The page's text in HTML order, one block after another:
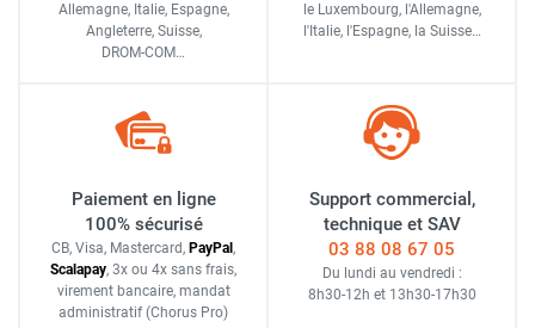
Allemagne, Italie, Espagne,
Angleterre, Suisse,
DROM-COM…
le Luxembourg, l'Allemagne,
l'Italie, l'Espagne, la Suisse…
Paiement en ligne
100% sécurisé
CB, Visa, Mastercard, PayPal ,
Scalapay, 3x ou 4x sans frais,
virement bancaire, mandat
administratif (Chorus Pro)
Support commercial,
technique et SAV
03 88 08 67 05
Du lundi au vendredi :
8h30-12h et 13h30-17h30